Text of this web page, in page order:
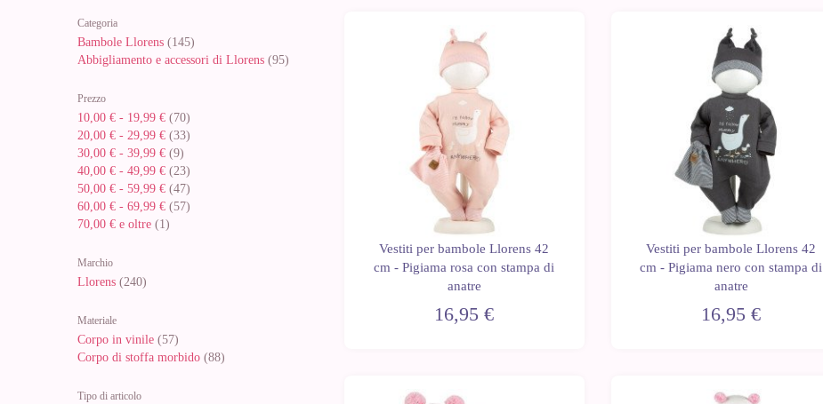
Categoria
Bambole Llorens (145)
Abbigliamento e accessori di Llorens (95)
Prezzo
10,00 € - 19,99 € (70)
20,00 € - 29,99 € (33)
30,00 € - 39,99 € (9)
40,00 € - 49,99 € (23)
50,00 € - 59,99 € (47)
60,00 € - 69,99 € (57)
70,00 € e oltre (1)
Marchio
Llorens (240)
Materiale
Corpo in vinile (57)
Corpo di stoffa morbido (88)
Tipo di articolo
Vestiti per bambole Llorens 42
cm - Pigiama rosa con stampa di
anatre
16,95 €
Vestiti per bambole Llorens 42
cm - Pigiama nero con stampa di
anatre
16,95 €